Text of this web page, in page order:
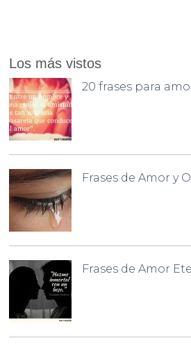
Los más vistos
20 frases para
Frases de Amor y
Frases de Amor